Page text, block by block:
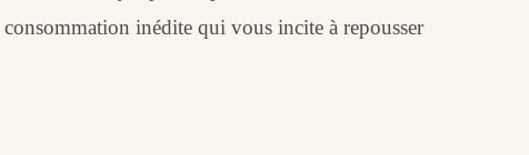
inédite qui vous incite à repousser